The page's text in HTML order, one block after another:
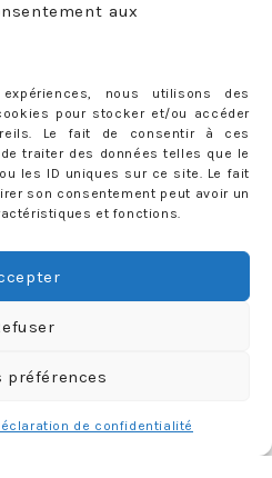
aux
nous utilisons des
pour stocker et/ou accéder
Le fait de consentir à ces
traiter des données telles que le
les ID uniques sur ce site. Le fait
son consentement peut avoir un
et fonctions.
préférences
de confidentialité
SUR LE BLOG
PRESSE